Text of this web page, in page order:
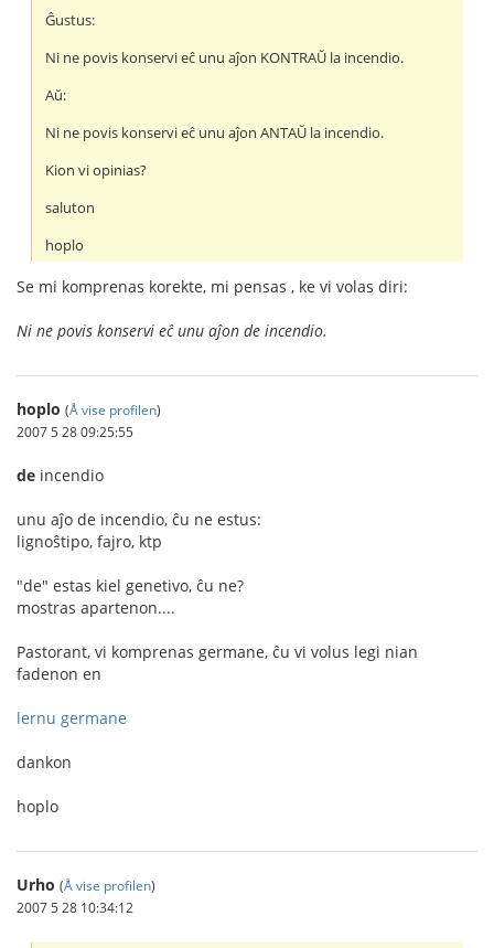
Ĝustus:
Ni ne povis konservi eĉ unu aĵon KONTRAŬ la incendio.
Aŭ:
Ni ne povis konservi eĉ unu aĵon ANTAŬ la incendio.
Kion vi opinias?
saluton
hoplo
Se mi komprenas korekte, mi pensas , ke vi volas diri:
Ni ne povis konservi eĉ unu aĵon de incendio.
hoplo (Å vise profilen)
2007 5 28 09:25:55
de incendio
unu aĵo de incendio, ĉu ne estus:
lignoŝtipo, fajro, ktp
"de" estas kiel genetivo, ĉu ne?
mostras apartenon....
Pastorant, vi komprenas germane, ĉu vi volus legi nian
fadenon en
lernu germane
dankon
hoplo
Urho (Å vise profilen)
2007 5 28 10:34:12